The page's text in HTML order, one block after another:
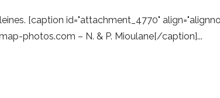
[caption id="attachment_4770"
photos.com – N. & P. Mioulane[/caption]